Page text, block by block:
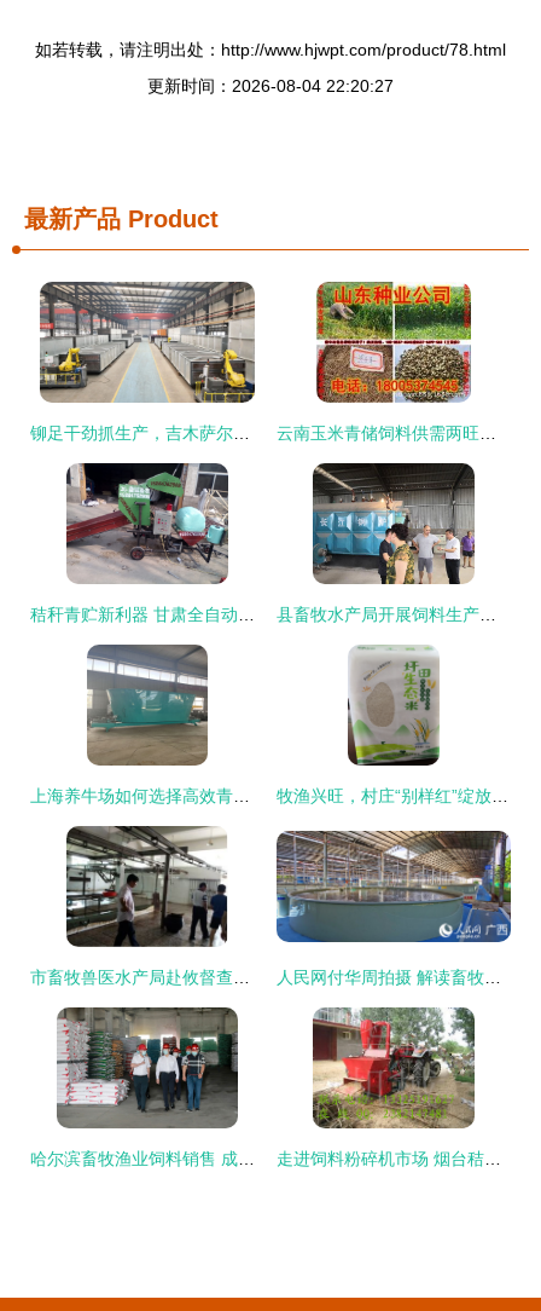
如若转载，请注明出处：http://www.hjwpt.com/product/78.html
更新时间：2026-08-04 22:20:27
最新产品 Product